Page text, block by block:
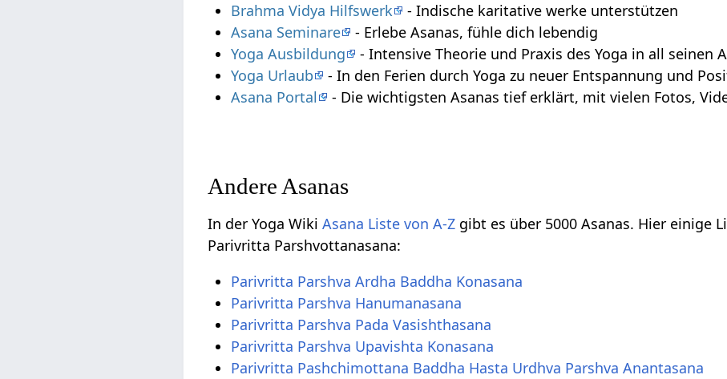
Brahma Vidya Hilfswerk
- Indische karitative werke unterstützen
Asana Seminare
- Erlebe Asanas, fühle dich lebendig
Yoga Ausbildung
- Intensive Theorie und Praxis des Yoga in all seinen
Yoga Urlaub
- In den Ferien durch Yoga zu neuer Entspannung und
Asana Portal
- Die wichtigsten Asanas tief erklärt, mit vielen Fotos,
Andere Asanas
In der Yoga WikiAsana Liste von A-Z gibt es über 5000 Asanas. Hier einige
Parivritta Parshvottanasana:
Parivritta Parshva Ardha Baddha Konasana
Parivritta Parshva Hanumanasana
Parivritta Parshva Pada Vasishthasana
Parivritta Parshva Upavishta Konasana
Parivritta Pashchimottana Baddha Hasta Urdhva Parshva Anantasana